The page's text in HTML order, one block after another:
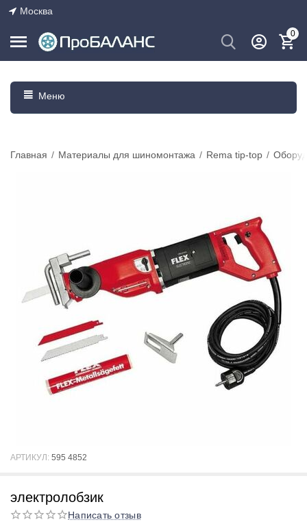
Москва
0
Меню
Главная / Материалы для шиномонтажа / Rema tip-top /
АРТИКУЛ: 595 4852
электролобзик
Написать отзыв